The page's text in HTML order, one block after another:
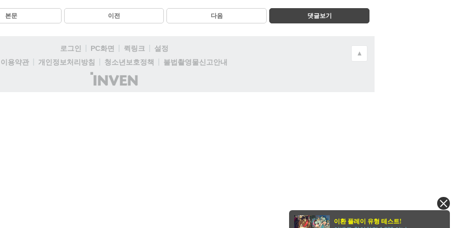
본문 이전 다음 댓글보기
로그인 PC화면 퀵링크
설정
이용약관
개인정보처리방침 청소년보호정책
불법촬영물신고안내
(주)
인
▲
이환 플레이 유형 테스트!